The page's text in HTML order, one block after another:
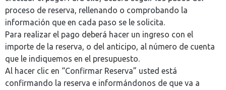
proceso de reserva, rellenando o comprobando la
información que en cada paso se le solicita.
Para realizar el pago deberá hacer un ingreso con el
importe de la reserva, o del anticipo, al número de cuenta
que le indiquemos en el presupuesto.
Al hacer clic en “Confirmar Reserva” usted está
confirmando la reserva e informándonos de que va a